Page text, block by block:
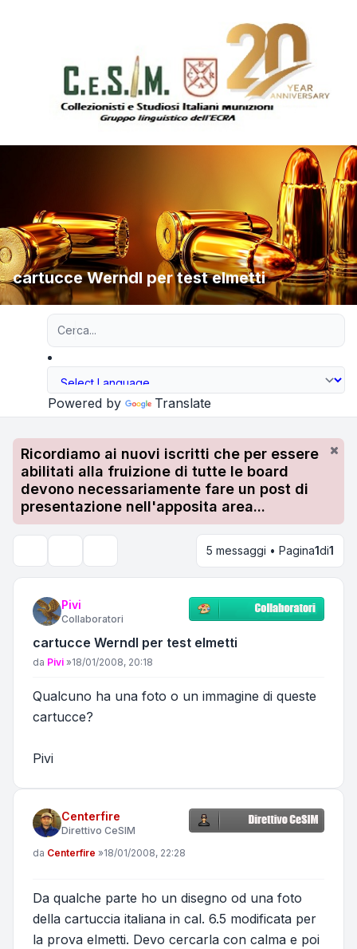
cartucce Werndl per test elmetti
Powered by Translate
Ricordiamo ai nuovi iscritti che per essere
abilitati alla fruizione di tutte le board
devono necessariamente fare un post di
presentazione nell'apposita area...
5 messaggi • Pagina1di1
Pivi
Collaboratori
cartucce Werndl per test elmetti
Messaggio
da Pivi »18/01/2008, 20:18
Qualcuno ha una foto o un immagine di queste
cartucce?
Pivi
Centerfire
Direttivo CeSIM
Messaggio
da Centerfire »18/01/2008, 22:28
Da qualche parte ho un disegno od una foto
della cartuccia italiana in cal. 6.5 modificata per
la prova elmetti. Devo cercarla con calma e poi